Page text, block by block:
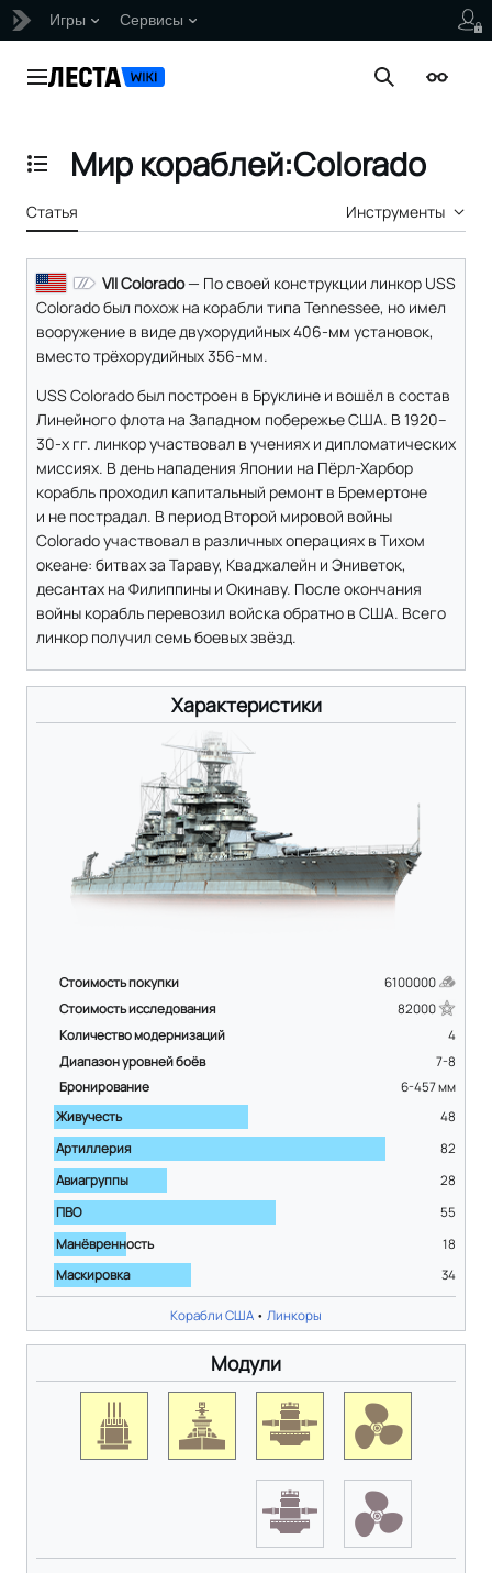
Игры Сервисы
Главное меню Поиск
Отобразить/Скрыть содержание
Мир кораблей:Colorado
Статья Инструменты
VII Colorado— По своей конструкции линкор USS
Colorado был похож на корабли типа Tennessee, но имел
вооружение в виде двухорудийных 406-мм установок,
вместо трёхорудийных 356-мм.
USS Colorado был построен в Бруклине и вошёл в состав
Линейного флота на Западном побережье США. В 1920–
30-х гг. линкор участвовал в учениях и дипломатических
миссиях. В день нападения Японии на Пёрл-Харбор
корабль проходил капитальный ремонт в Бремертоне
и не пострадал. В период Второй мировой войны
Colorado участвовал в различных операциях в Тихом
океане: битвах за Тараву, Кваджалейн и Эниветок,
десантах на Филиппины и Окинаву. После окончания
войны корабль перевозил войска обратно в США. Всего
линкор получил семь боевых звёзд.
Характеристики
Стоимость покупки
6100000
Стоимость исследования
82000
Количество модернизаций
4
Диапазон уровней боёв
7-8
Бронирование
6-457мм
Живучесть
48
Артиллерия
82
Авиагруппы
28
ПВО
55
Манёвренность
18
Маскировка
34
Корабли США • Линкоры
Модули